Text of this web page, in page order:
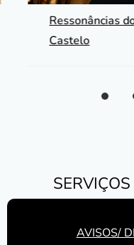
Ressonâncias do
Castelo
Slide 1 of 0
AVISOS/